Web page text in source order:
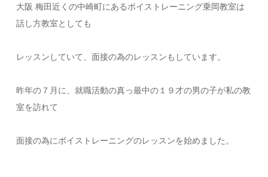
大阪 梅田近くの中崎町にあるボイストレーニング乗岡教室は
話し方教室としても
レッスンしていて、面接の為のレッスンもしています。
昨年の７月に、就職活動の真っ最中の１９才の男の子が私の教
室を訪れて
面接の為にボイストレーニングのレッスンを始めました。